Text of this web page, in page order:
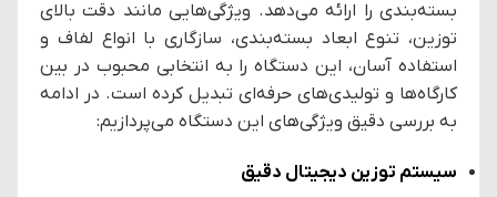
بسته‌بندی را ارائه می‌دهد. ویژگی‌هایی مانند دقت بالای
توزین، تنوع ابعاد بسته‌بندی، سازگاری با انواع لفاف و
استفاده آسان، این دستگاه را به انتخابی محبوب در بین
کارگاه‌ها و تولیدی‌های حرفه‌ای تبدیل کرده است. در ادامه
به بررسی دقیق ویژگی‌های این دستگاه می‌پردازیم:
سیستم توزین دیجیتال دقیق